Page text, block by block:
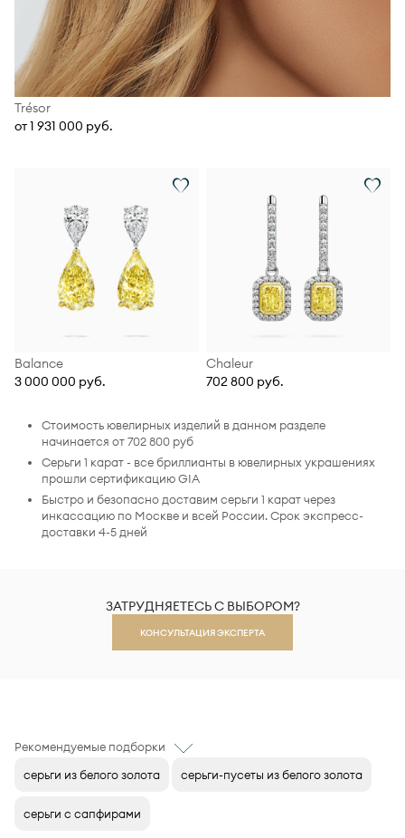
Trésor
от 1 931 000 руб.
Balance
3 000 000 руб.
Chaleur
702 800 руб.
Стоимость ювелирных изделий в данном разделе
начинается от 702 800 руб
Серьги 1 карат - все бриллианты в ювелирных украшениях
прошли сертификацию GIA
Быстро и безопасно доставим серьги 1 карат через
инкассацию по Москве и всей России. Срок экспресс-
доставки 4-5 дней
ЗАТРУДНЯЕТЕСЬ С ВЫБОРОМ?
КОНСУЛЬТАЦИЯ ЭКСПЕРТА
Рекомендуемые подборки
серьги из белого золота
серьги-пусеты из белого золота
серьги с сапфирами